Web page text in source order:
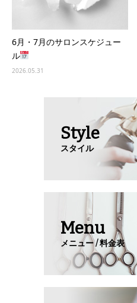
6月・7月のサロンスケジュー
ル
2026.05.31
Style
スタイル
Menu
メニュー / 料金表